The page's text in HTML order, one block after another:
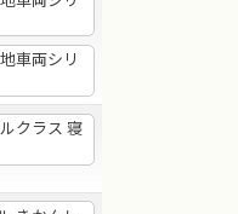
車両シリ
クラス 寝